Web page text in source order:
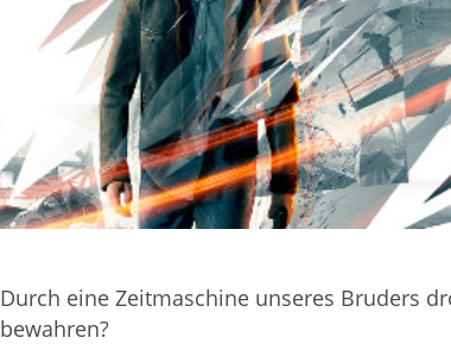
Durch eine Zeitmaschine unseres Bruders
bewahren?